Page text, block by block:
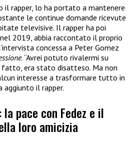
il rapper, lo ha portato a mantenere
le continue domande ricevute
televisive. Il rapper ha poi
, nel 2019, abbia raccontato il proprio
concessa a Peter Gomez
. “Avrei potuto rivalermi su
fatto, era stato disatteso. Ma non
interesse a trasformare tutto in
aggiunto il rapper.
pace con Fedez e il
loro amicizia